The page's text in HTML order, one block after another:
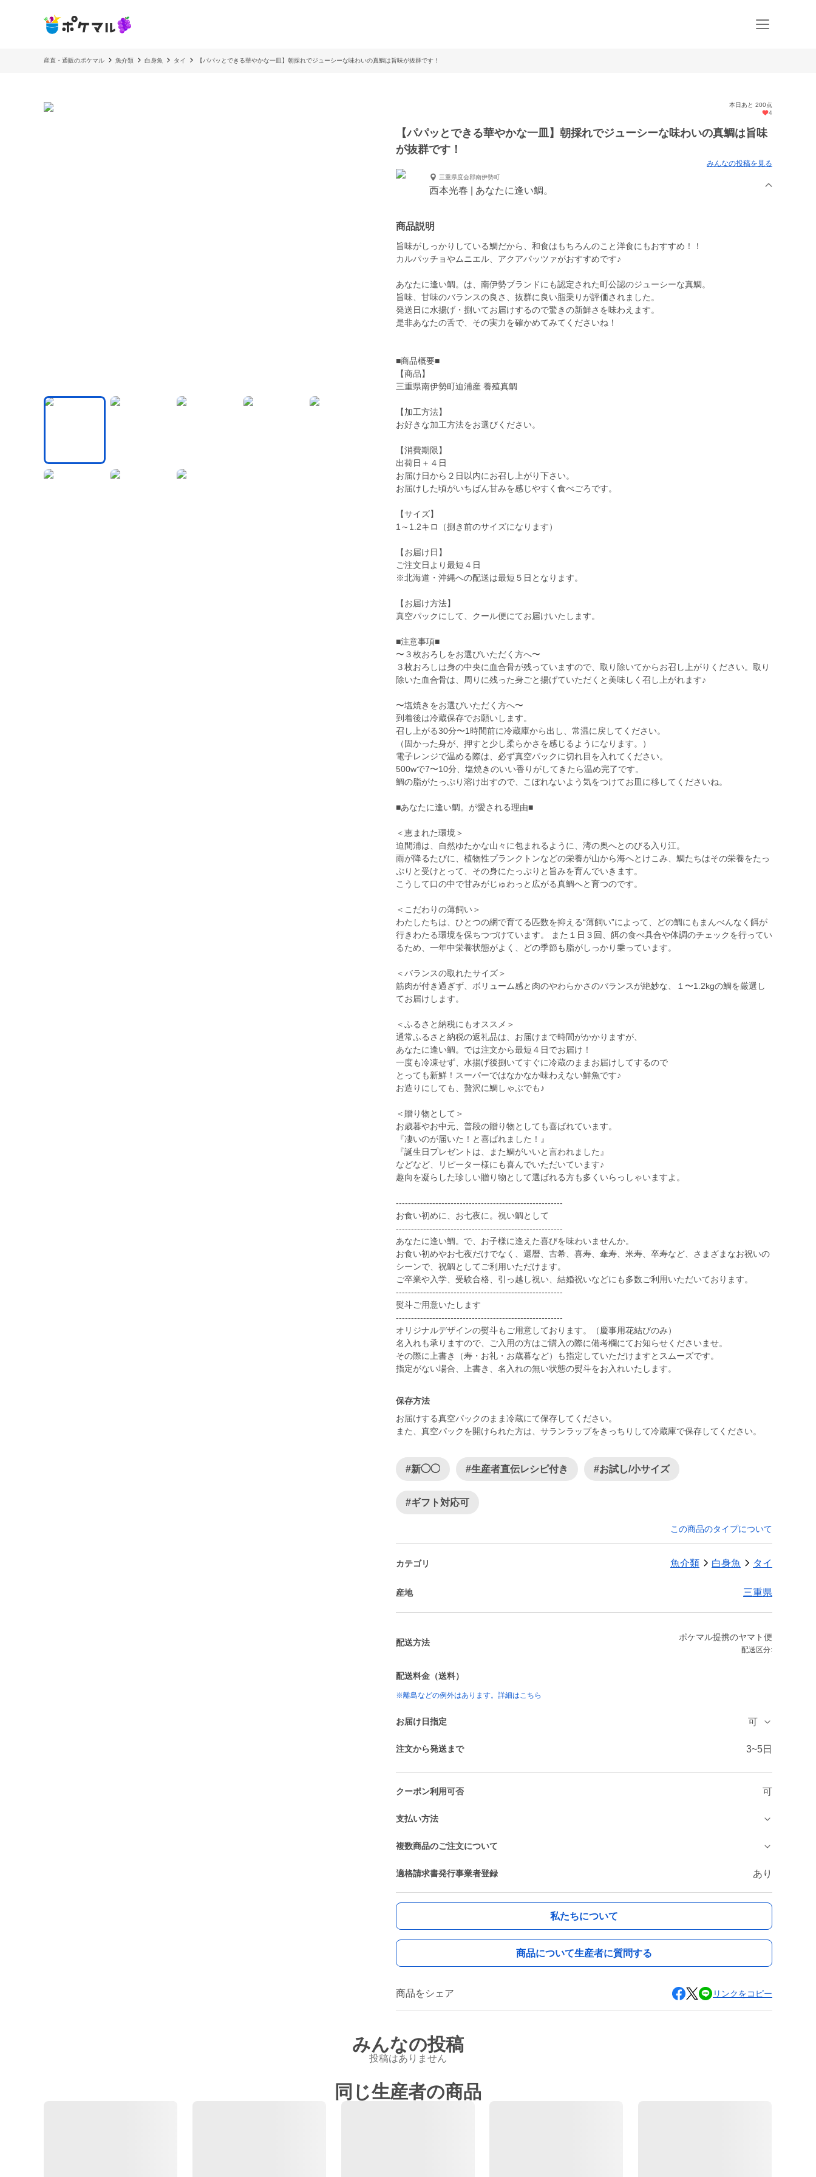
産直・通販のポケマル 魚介類 白身魚 タイ 【パパッとできる華やかな一皿】朝採れでジューシーな味わいの真鯛は旨味が抜群です！
本日あと 200点
4
【パパッとできる華やかな一皿】朝採れでジューシーな味わいの真鯛は旨味
が抜群です！
みんなの投稿を見る
三重県度会郡南伊勢町
西本光春 | あなたに逢い鯛。
商品説明
旨味がしっかりしている鯛だから、和食はもちろんのこと洋食にもおすすめ！！
カルパッチョやムニエル、アクアパッツァがおすすめです♪
あなたに逢い鯛。は、南伊勢ブランドにも認定された町公認のジューシーな真鯛。
旨味、甘味のバランスの良さ、抜群に良い脂乗りが評価されました。
発送日に水揚げ・捌いてお届けするので驚きの新鮮さを味わえます。
是非あなたの舌で、その実力を確かめてみてくださいね！
■商品概要■
【商品】
三重県南伊勢町迫浦産 養殖真鯛
【加工方法】
お好きな加工方法をお選びください。
【消費期限】
出荷日＋４日
お届け日から２日以内にお召し上がり下さい。
お届けした頃がいちばん甘みを感じやすく食べごろです。
【サイズ】
1～1.2キロ（捌き前のサイズになります）
【お届け日】
ご注文日より最短４日
※北海道・沖縄への配送は最短５日となります。
【お届け方法】
真空パックにして、クール便にてお届けいたします。
■注意事項■
〜３枚おろしをお選びいただく方へ〜
３枚おろしは身の中央に血合骨が残っていますので、取り除いてからお召し上がりください。取り
除いた血合骨は、周りに残った身ごと揚げていただくと美味しく召し上がれます♪
〜塩焼きをお選びいただく方へ〜
到着後は冷蔵保存でお願いします。
召し上がる30分〜1時間前に冷蔵庫から出し、常温に戻してください。
（固かった身が、押すと少し柔らかさを感じるようになります。）
電子レンジで温める際は、必ず真空パックに切れ目を入れてください。
500wで7〜10分、塩焼きのいい香りがしてきたら温め完了です。
鯛の脂がたっぷり溶け出すので、こぼれないよう気をつけてお皿に移してくださいね。
■あなたに逢い鯛。が愛される理由■
＜恵まれた環境＞
迫間浦は、自然ゆたかな山々に包まれるように、湾の奥へとのびる入り江。
雨が降るたびに、植物性プランクトンなどの栄養が山から海へとけこみ、鯛たちはその栄養をたっ
ぷりと受けとって、その身にたっぷりと旨みを育んでいきます。
こうして口の中で甘みがじゅわっと広がる真鯛へと育つのです。
＜こだわりの薄飼い＞
わたしたちは、ひとつの網で育てる匹数を抑える“薄飼い”によって、どの鯛にもまんべんなく餌が
行きわたる環境を保ちつづけています。 また１日３回、餌の食べ具合や体調のチェックを行ってい
るため、一年中栄養状態がよく、どの季節も脂がしっかり乗っています。
＜バランスの取れたサイズ＞
筋肉が付き過ぎず、ボリューム感と肉のやわらかさのバランスが絶妙な、１〜1.2kgの鯛を厳選し
てお届けします。
＜ふるさと納税にもオススメ＞
通常ふるさと納税の返礼品は、お届けまで時間がかかりますが、
あなたに逢い鯛。では注文から最短４日でお届け！
一度も冷凍せず、水揚げ後捌いてすぐに冷蔵のままお届けしてするので
とっても新鮮！スーパーではなかなか味わえない鮮魚です♪
お造りにしても、贅沢に鯛しゃぶでも♪
＜贈り物として＞
お歳暮やお中元、普段の贈り物としても喜ばれています。
『凄いのが届いた！と喜ばれました！』
『誕生日プレゼントは、また鯛がいいと言われました』
などなど、リピーター様にも喜んでいただいています♪
趣向を凝らした珍しい贈り物として選ばれる方も多くいらっしゃいますよ。
-------------------------------------------------------
お食い初めに、お七夜に。祝い鯛として
-------------------------------------------------------
あなたに逢い鯛。で、お子様に逢えた喜びを味わいませんか。
お食い初めやお七夜だけでなく、還暦、古希、喜寿、傘寿、米寿、卒寿など、さまざまなお祝いの
シーンで、祝鯛としてご利用いただけます。
ご卒業や入学、受験合格、引っ越し祝い、結婚祝いなどにも多数ご利用いただいております。
-------------------------------------------------------
熨斗ご用意いたします
-------------------------------------------------------
オリジナルデザインの熨斗もご用意しております。（慶事用花結びのみ）
名入れも承りますので、ご入用の方はご購入の際に備考欄にてお知らせくださいませ。
その際に上書き（寿・お礼・お歳暮など）も指定していただけますとスムーズです。
指定がない場合、上書き、名入れの無い状態の熨斗をお入れいたします。
保存方法
お届けする真空パックのまま冷蔵にて保存してください。
また、真空パックを開けられた方は、サランラップをきっちりして冷蔵庫で保存してください。
#新◯◯ #生産者直伝レシピ付き #お試し/小サイズ
#ギフト対応可
この商品のタイプについて
カテゴリ 魚介類 白身魚 タイ
産地 三重県
配送方法
ポケマル提携のヤマト便
配送区分:
配送料金（送料）
※離島などの例外はあります。詳細はこちら
お届け日指定 可
注文から発送まで 3~5日
クーポン利用可否 可
支払い方法
複数商品のご注文について
適格請求書発行事業者登録 あり
私たちについて
商品について生産者に質問する
商品をシェア リンクをコピー
みんなの投稿
投稿はありません
同じ生産者の商品